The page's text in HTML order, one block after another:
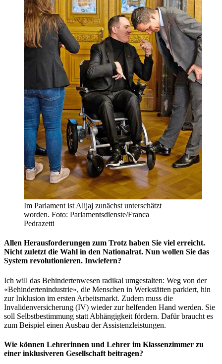
Im Parlament ist Alijaj zunächst unterschätzt
worden. Foto: Parlamentsdienste/Franca
Pedrazetti
Allen Herausforderungen zum Trotz haben Sie viel erreicht.
Nicht zuletzt die Wahl in den Nationalrat. Nun wollen Sie das
System revolutionieren. Inwiefern?
Ich will das Behindertenwesen radikal umgestalten: Weg von der
«Behindertenindustrie», die Menschen in Werkstätten parkiert, hin
zur Inklusion im ersten Arbeitsmarkt. Zudem muss die
Invalidenversicherung (IV) wieder zur helfenden Hand werden. Sie
soll Selbstbestimmung statt Abhängigkeit fördern. Dafür braucht es
zum Beispiel einen Ausbau der Assistenzleistungen.
Wie können Lehrerinnen und Lehrer im Klassenzimmer zu
einer inklusiveren Gesellschaft beitragen?